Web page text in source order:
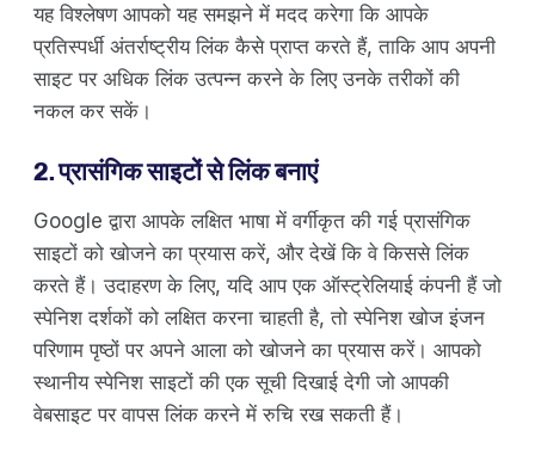
यह विश्लेषण आपको यह समझने में मदद करेगा कि आपके
प्रतिस्पर्धी अंतर्राष्ट्रीय लिंक कैसे प्राप्त करते हैं, ताकि आप अपनी
साइट पर अधिक लिंक उत्पन्न करने के लिए उनके तरीकों की
नकल कर सकें।
2. प्रासंगिक साइटों से लिंक बनाएं
Google द्वारा आपके लक्षित भाषा में वर्गीकृत की गई प्रासंगिक
साइटों को खोजने का प्रयास करें, और देखें कि वे किससे लिंक
करते हैं। उदाहरण के लिए, यदि आप एक ऑस्ट्रेलियाई कंपनी हैं जो
स्पेनिश दर्शकों को लक्षित करना चाहती है, तो स्पेनिश खोज इंजन
परिणाम पृष्ठों पर अपने आला को खोजने का प्रयास करें। आपको
स्थानीय स्पेनिश साइटों की एक सूची दिखाई देगी जो आपकी
वेबसाइट पर वापस लिंक करने में रुचि रख सकती हैं।